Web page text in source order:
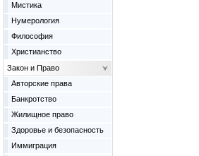
Мистика
Нумерология
Философия
Христианство
Закон и Право
Авторские права
Банкротство
Жилищное право
Здоровье и безопасность
Иммиграция